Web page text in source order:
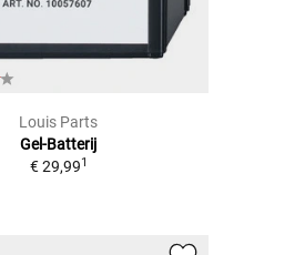
Louis Parts
Gel-Batterij
€ 29,991